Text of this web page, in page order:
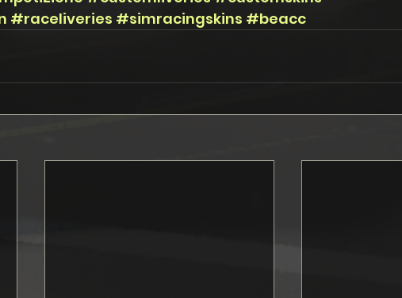
#raceliveries #simracingskins #beacc